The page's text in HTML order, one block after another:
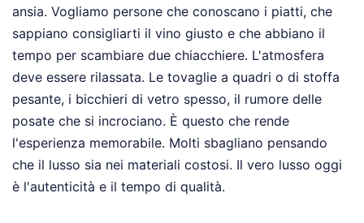
ansia. Vogliamo persone che conoscano i piatti, che
sappiano consigliarti il vino giusto e che abbiano il
tempo per scambiare due chiacchiere. L'atmosfera
deve essere rilassata. Le tovaglie a quadri o di stoffa
pesante, i bicchieri di vetro spesso, il rumore delle
posate che si incrociano. È questo che rende
l'esperienza memorabile. Molti sbagliano pensando
che il lusso sia nei materiali costosi. Il vero lusso oggi
è l'autenticità e il tempo di qualità.